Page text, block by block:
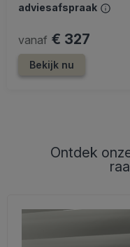
adviesafspraak
vanaf € 327
Bekijk nu
Ontdek